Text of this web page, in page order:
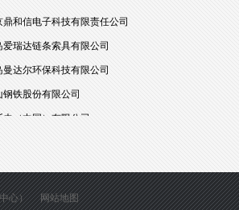
鼎和信电子科技有限责任公司
爱瑞达链条索具有限公司
曼达尔环保科技有限公司
钢铁股份有限公司
夫（中国）有限公司
鼎和信电子科技有限责任公司
中心）网站地图